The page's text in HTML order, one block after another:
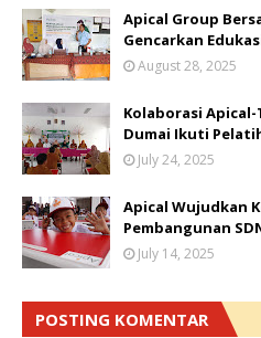
Apical Group
Gencarkan
August 28, 2025
Kolaborasi
Dumai Ikuti
July 24, 2025
Apical Wujudkan
Pembangunan
July 14, 2025
POSTING KOMENTAR